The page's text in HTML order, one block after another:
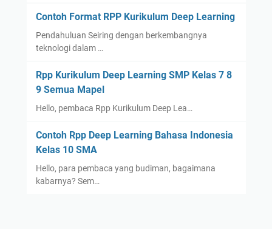
Contoh Format RPP Kurikulum Deep Learning
Pendahuluan Seiring dengan berkembangnya
teknologi dalam …
Rpp Kurikulum Deep Learning SMP Kelas 7 8
9 Semua Mapel
Hello, pembaca Rpp Kurikulum Deep Lea…
Contoh Rpp Deep Learning Bahasa Indonesia
Kelas 10 SMA
Hello, para pembaca yang budiman, bagaimana
kabarnya? Sem…